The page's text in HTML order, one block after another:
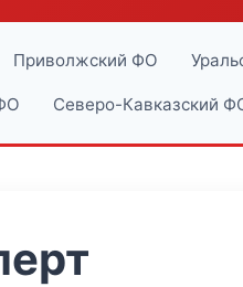
Приволжский ФО
Северо-Кавказский